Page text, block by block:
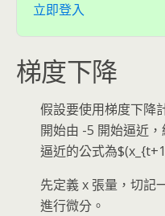
立即登入
梯度下降
假設要使用梯度下降
開始由 -5 開始逼近，
逼近的公式為
先定義 x 張量，切記
進行微分。